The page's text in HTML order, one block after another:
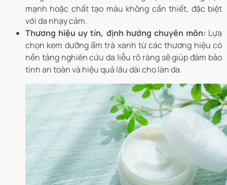
mạnh hoặc chất tạo màu không cần thiết, đặc biệt
với da nhạy cảm.
Thương hiệu uy tín, định hướng chuyên môn: Lựa
chọn kem dưỡng ẩm trà xanh từ các thương hiệu có
nền tảng nghiên cứu da liễu rõ ràng sẽ giúp đảm bảo
tính an toàn và hiệu quả lâu dài cho làn da.